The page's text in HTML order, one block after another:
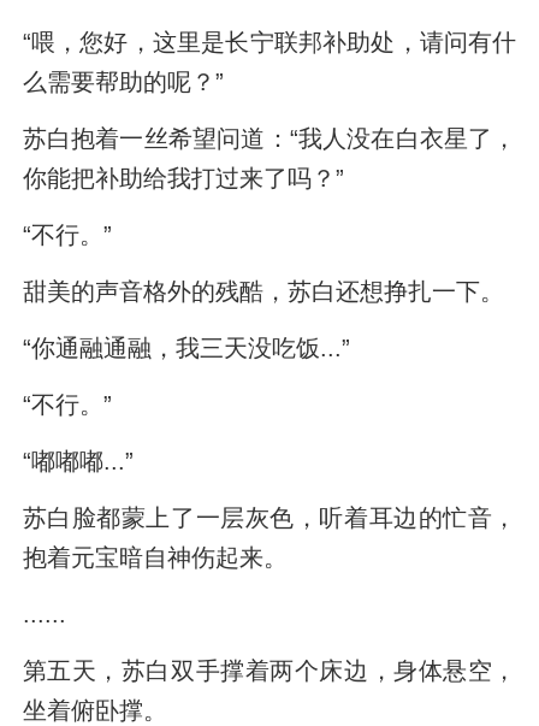
“喂，您好，这里是长宁联邦补助处，请问有什
么需要帮助的呢？”
苏白抱着一丝希望问道：“我人没在白衣星了，
你能把补助给我打过来了吗？”
“不行。”
甜美的声音格外的残酷，苏白还想挣扎一下。
“你通融通融，我三天没吃饭...”
“不行。”
“嘟嘟嘟...”
苏白脸都蒙上了一层灰色，听着耳边的忙音，
抱着元宝暗自神伤起来。
......
第五天，苏白双手撑着两个床边，身体悬空，
坐着俯卧撑。